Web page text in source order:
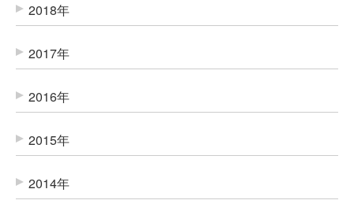
2018年
2017年
2016年
2015年
2014年